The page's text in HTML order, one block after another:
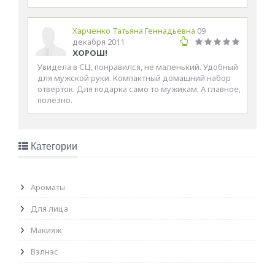
Харченко Татьяна Геннадьевна 09
декабря 2011
ХОРОШ!
Увидела в СЦ, понравился, не маленький. Удобный
для мужской руки. Компактный домашний набор
отверток. Для подарка само то мужикам. А главное,
полезно.
Категории
Ароматы
Для лица
Макияж
Вэлнэс